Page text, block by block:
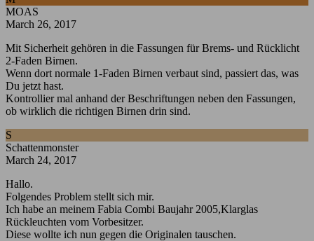
MOAS
March 26, 2017
Mit Sicherheit gehören in die Fassungen für Brems- und Rücklicht
2-Faden Birnen.
Wenn dort normale 1-Faden Birnen verbaut sind, passiert das, was
Du jetzt hast.
Kontrollier mal anhand der Beschriftungen neben den Fassungen,
ob wirklich die richtigen Birnen drin sind.
S
Schattenmonster
March 24, 2017
Hallo.
Folgendes Problem stellt sich mir.
Ich habe an meinem Fabia Combi Baujahr 2005,Klarglas
Rückleuchten vom Vorbesitzer.
Diese wollte ich nun gegen die Originalen tauschen.